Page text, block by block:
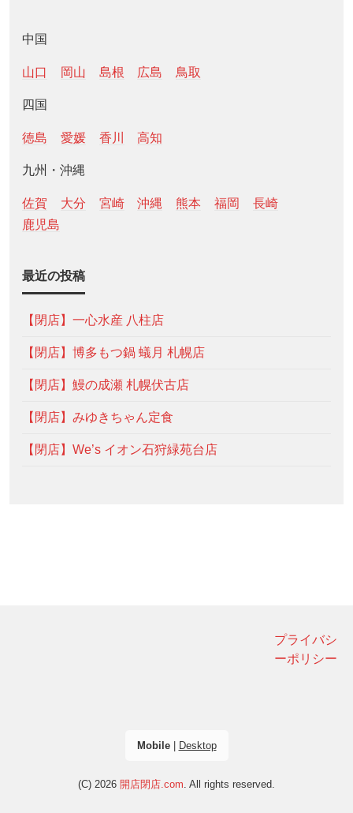
中国
山口 岡山 島根 広島 鳥取
四国
徳島 愛媛 香川 高知
九州・沖縄
佐賀 大分 宮崎 沖縄 熊本 福岡
長崎
鹿児島
最近の投稿
【閉店】一心水産 八柱店
【閉店】博多もつ鍋 蟻月 札幌店
【閉店】鰻の成瀬 札幌伏古店
【閉店】みゆきちゃん定食
【閉店】We’s イオン石狩緑苑台店
プライバシ
ーポリシー
Mobile| Desktop
(C) 2026 開店閉店.com. All rights reserved.